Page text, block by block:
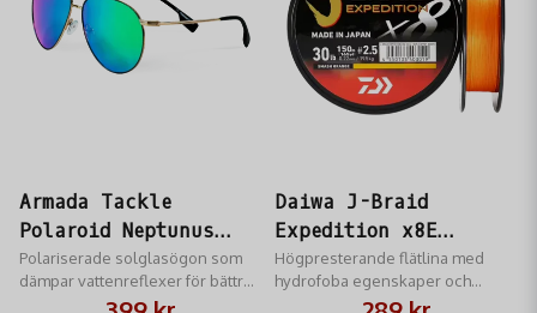
Armada Tackle
Polaroid Neptunus
Solglasögon
Polariserade solglasögon som
dämpar vattenreflexer för bättre
sikt vid fiske.
Daiwa J-Braid
Expedition x8E
0.13mm-150m Smash
Orange
Högpresterande flätlina med
hydrofoba egenskaper och
Daiwa Silicon "Coating PE"-teknik